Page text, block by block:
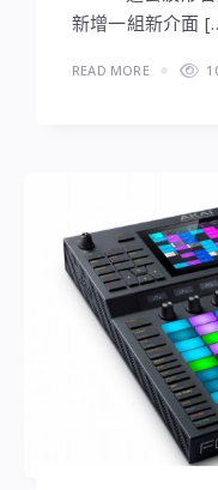
新增一組新介面
READ MORE